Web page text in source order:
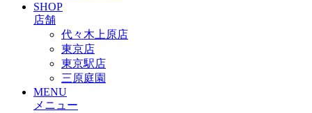
SHOP
店舗
代々木上原店
東京店
東京駅店
三原庭園
MENU
メニュー